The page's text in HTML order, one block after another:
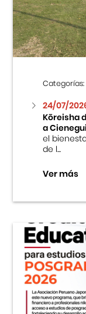
Centro
Cursos
Museo de
Fondo
Teatro
Categorías:
24/07/
Kōreisha
a
el
de l...
Ver más